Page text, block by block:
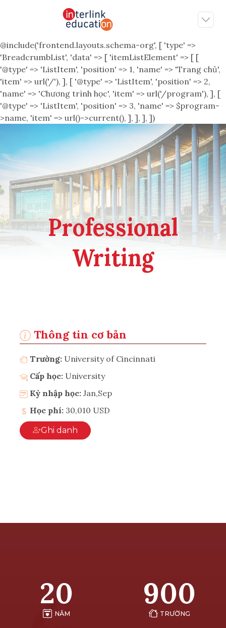
@include('frontend.layouts.schema-org', [ 'type' =>
'BreadcrumbList', 'data' => [ 'itemListElement' => [ [
'@type' => 'ListItem', 'position' => 1, 'name' => 'Trang chủ',
'item' => url('/'), ], [ '@type' => 'ListItem', 'position' => 2,
'name' => 'Chương trình học', 'item' => url('/program'), ], [
'@type' => 'ListItem', 'position' => 3, 'name' => $program-
>name, 'item' => url()->current(), ], ], ], ])
Professional
Writing
Thông tin cơ bản
Trường: University of Cincinnati
Cấp học: University
Kỳ nhập học: Jan,Sep
Học phí: 30,010 USD
Ghi danh
20
NĂM
900
TRƯỜNG